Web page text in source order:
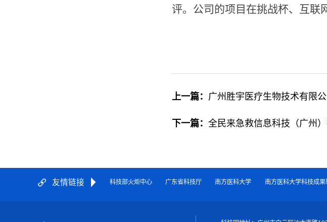
评。公司的项目在挑战杯、互联
上一篇： 广州胜宇医疗生物技术有限公
下一篇： 全民来急救信息科技（广州）
友情链接 科技部火炬中心 广东省科技厅 南方医科大学 南方医科大学科技成